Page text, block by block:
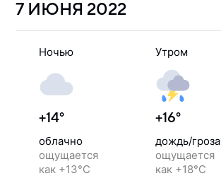
7 ИЮНЯ 2022
Ночью
+14°
облачно
ощущается
как +13°C
Утром
+16°
дождь/гроза
ощущается
как +18°C